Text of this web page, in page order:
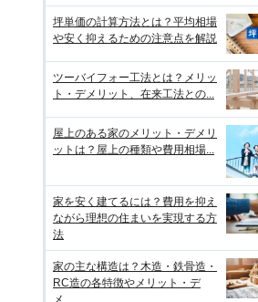
坪単価の計算方法とは？平均相場
や安く抑えるための注意点を解説
ツーバイフォー工法とは？メリッ
ト・デメリット、在来工法との...
屋上のある家のメリット・デメリ
ットは？屋上の種類や費用相場...
家を安く建てるには？費用を抑え
ながら理想の住まいを実現する方
法
家の主な構造は？木造・鉄骨造・
RC造の各特徴やメリット・デ